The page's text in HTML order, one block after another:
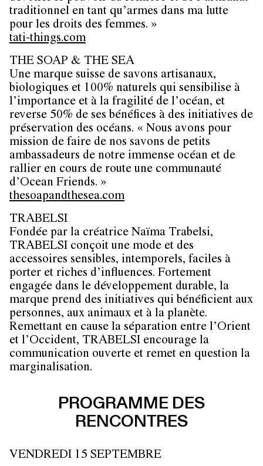
traditionnel en tant qu’armes dans ma lutte
pour les droits des femmes. »
tati-things.com
THE SOAP & THE SEA
Une marque suisse de savons artisanaux,
biologiques et 100% naturels qui sensibilise à
l’importance et à la fragilité de l’océan, et
reverse 50% de ses bénéfices à des initiatives de
préservation des océans. « Nous avons pour
mission de faire de nos savons de petits
ambassadeurs de notre immense océan et de
rallier en cours de route une communauté
d’Ocean Friends. »
thesoapandthesea.com
TRABELSI
Fondée par la créatrice Naïma Trabelsi,
TRABELSI conçoit une mode et des
accessoires sensibles, intemporels, faciles à
porter et riches d’influences. Fortement
engagée dans le développement durable, la
marque prend des initiatives qui bénéficient aux
personnes, aux animaux et à la planète.
Remettant en cause la séparation entre l’Orient
et l’Occident, TRABELSI encourage la
communication ouverte et remet en question la
marginalisation.
PROGRAMME DES
RENCONTRES
VENDREDI 15 SEPTEMBRE